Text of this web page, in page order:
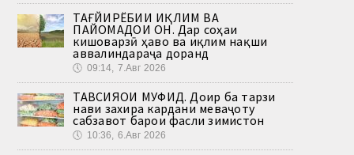
ТАҒЙИРЁБИИ ИҚЛИМ ВА
ПАЙОМАДҲОИ ОН. Дар соҳаи
кишоварзӣ ҳаво ва иқлим нақши
аввалиндараҷа доранд
🕔 09:14, 7.Авг 2026
ТАВСИЯҲОИ МУФИД. Доир ба тарзи
нави захира кардани меваҷоту
сабзавот барои фасли зимистон
🕔 10:36, 6.Авг 2026